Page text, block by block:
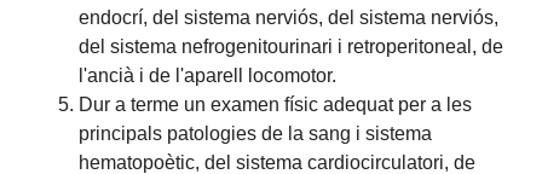
endocrí, del sistema nerviós, del sistema nerviós,
del sistema nefrogenitourinari i retroperitoneal, de
l'ancià i de l'aparell locomotor.
Dur a terme un examen físic adequat per a les
principals patologies de la sang i sistema
hematopoètic, del sistema cardiocirculatori, de